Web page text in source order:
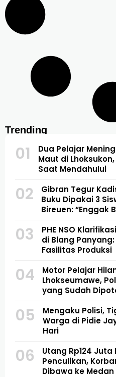
Trending
01
Dua Pelajar
Maut di
Saat Mendahului
02
Gibran Tegur
Buku Dipakai 3
Bireuen: “Enggak
03
PHE NSO
di Blang
Fasilitas Produksi
04
Motor Pelajar
Lhokseumawe,
yang Sudah
05
Mengaku Polisi,
Warga di Pidie
Hari
06
Utang Rp124
Penculikan,
Dibawa ke Medan